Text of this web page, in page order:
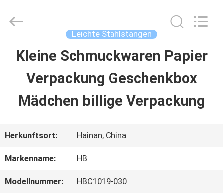
ZU
HAUSE
VIDEOS
Ltd..
Developed
Leichte Stahlstangen
Kleine Schmuckwaren Papier
Verpackung Geschenkbox
Mädchen billige Verpackung
Herkunftsort: Hainan, China
Markenname: HB
Modellnummer: HBC1019-030